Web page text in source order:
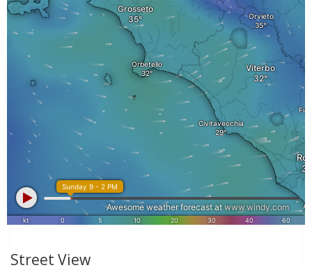
Street View